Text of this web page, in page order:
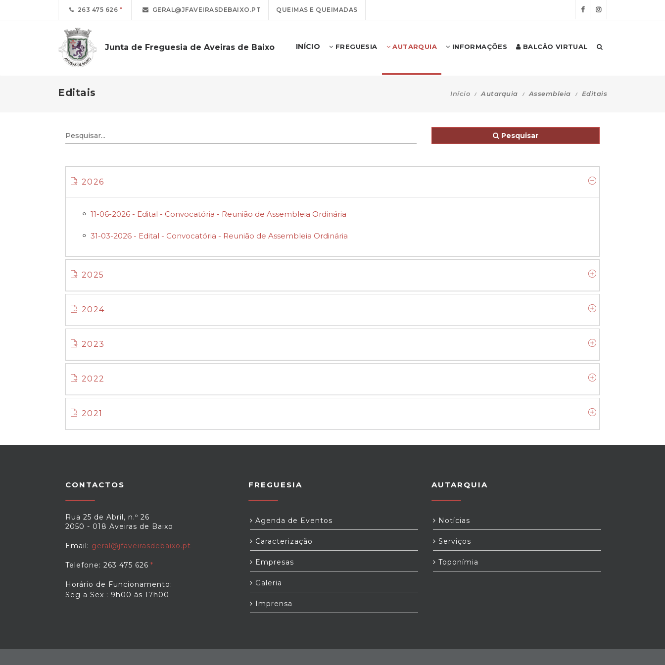
263 475 626 GERAL@JFAVEIRASDEBAIXO.PT QUEIMAS E QUEIMADAS
Junta de Freguesia de Aveiras de Baixo INÍCIO FREGUESIA AUTARQUIA INFORMAÇÕES BALCÃO VIRTUAL
Editais Início Autarquia Assembleia Editais
Pesquisar
2026
11-06-2026 - Edital - Convocatória - Reunião de Assembleia Ordinária
31-03-2026 - Edital - Convocatória - Reunião de Assembleia Ordinária
2025
2024
2023
2022
2021
CONTACTOS
Rua 25 de Abril, n.º 26
2050 - 018 Aveiras de Baixo
Email: geral@jfaveirasdebaixo.pt
Telefone: 263 475 626
Horário de Funcionamento:
Seg a Sex : 9h00 às 17h00
FREGUESIA
Agenda de Eventos
Caracterização
Empresas
Galeria
Imprensa
AUTARQUIA
Notícias
Serviços
Toponímia